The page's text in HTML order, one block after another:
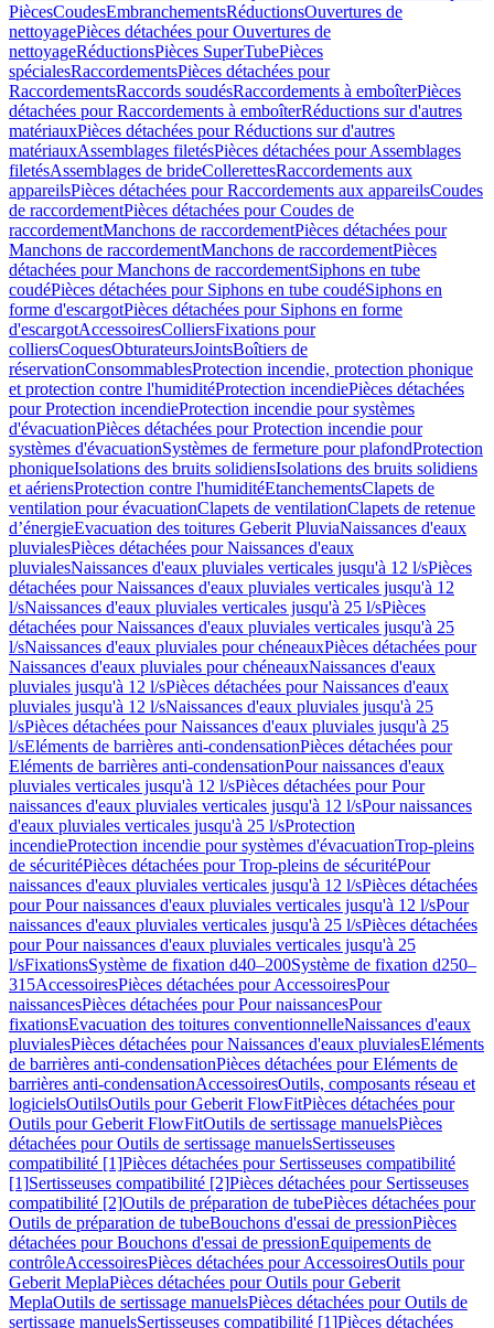
PiècesCoudesEmbranchementsRéductionsOuvertures de
nettoyagePièces détachées pour Ouvertures de
nettoyageRéductionsPièces SuperTubePièces
spécialesRaccordementsPièces détachées pour
RaccordementsRaccords soudésRaccordements à emboîterPièces
détachées pour Raccordements à emboîterRéductions sur d'autres
matériauxPièces détachées pour Réductions sur d'autres
matériauxAssemblages filetésPièces détachées pour Assemblages
filetésAssemblages de brideCollerettesRaccordements aux
appareilsPièces détachées pour Raccordements aux appareilsCoudes
de raccordementPièces détachées pour Coudes de
raccordementManchons de raccordementPièces détachées pour
Manchons de raccordementManchons de raccordementPièces
détachées pour Manchons de raccordementSiphons en tube
coudéPièces détachées pour Siphons en tube coudéSiphons en
forme d'escargotPièces détachées pour Siphons en forme
d'escargotAccessoiresColliersFixations pour
colliersCoquesObturateursJointsBoîtiers de
réservationConsommablesProtection incendie, protection phonique
et protection contre l'humiditéProtection incendiePièces détachées
pour Protection incendieProtection incendie pour systèmes
d'évacuationPièces détachées pour Protection incendie pour
systèmes d'évacuationSystèmes de fermeture pour plafondProtection
phoniqueIsolations des bruits solidiensIsolations des bruits solidiens
et aériensProtection contre l'humiditéEtanchementsClapets de
ventilation pour évacuationClapets de ventilationClapets de retenue
d’énergieEvacuation des toitures Geberit PluviaNaissances d'eaux
pluvialesPièces détachées pour Naissances d'eaux
pluvialesNaissances d'eaux pluviales verticales jusqu'à 12 l/sPièces
détachées pour Naissances d'eaux pluviales verticales jusqu'à 12
l/sNaissances d'eaux pluviales verticales jusqu'à 25 l/sPièces
détachées pour Naissances d'eaux pluviales verticales jusqu'à 25
l/sNaissances d'eaux pluviales pour chéneauxPièces détachées pour
Naissances d'eaux pluviales pour chéneauxNaissances d'eaux
pluviales jusqu'à 12 l/sPièces détachées pour Naissances d'eaux
pluviales jusqu'à 12 l/sNaissances d'eaux pluviales jusqu'à 25
l/sPièces détachées pour Naissances d'eaux pluviales jusqu'à 25
l/sEléments de barrières anti-condensationPièces détachées pour
Eléments de barrières anti-condensationPour naissances d'eaux
pluviales verticales jusqu'à 12 l/sPièces détachées pour Pour
naissances d'eaux pluviales verticales jusqu'à 12 l/sPour naissances
d'eaux pluviales verticales jusqu'à 25 l/sProtection
incendieProtection incendie pour systèmes d'évacuationTrop-pleins
de sécuritéPièces détachées pour Trop-pleins de sécuritéPour
naissances d'eaux pluviales verticales jusqu'à 12 l/sPièces détachées
pour Pour naissances d'eaux pluviales verticales jusqu'à 12 l/sPour
naissances d'eaux pluviales verticales jusqu'à 25 l/sPièces détachées
pour Pour naissances d'eaux pluviales verticales jusqu'à 25
l/sFixationsSystème de fixation d40–200Système de fixation d250–
315AccessoiresPièces détachées pour AccessoiresPour
naissancesPièces détachées pour Pour naissancesPour
fixationsEvacuation des toitures conventionnelleNaissances d'eaux
pluvialesPièces détachées pour Naissances d'eaux pluvialesEléments
de barrières anti-condensationPièces détachées pour Eléments de
barrières anti-condensationAccessoiresOutils, composants réseau et
logicielsOutilsOutils pour Geberit FlowFitPièces détachées pour
Outils pour Geberit FlowFitOutils de sertissage manuelsPièces
détachées pour Outils de sertissage manuelsSertisseuses
compatibilité [1]Pièces détachées pour Sertisseuses compatibilité
[1]Sertisseuses compatibilité [2]Pièces détachées pour Sertisseuses
compatibilité [2]Outils de préparation de tubePièces détachées pour
Outils de préparation de tubeBouchons d'essai de pressionPièces
détachées pour Bouchons d'essai de pressionEquipements de
contrôleAccessoiresPièces détachées pour AccessoiresOutils pour
Geberit MeplaPièces détachées pour Outils pour Geberit
MeplaOutils de sertissage manuelsPièces détachées pour Outils de
sertissage manuelsSertisseuses compatibilité [1]Pièces détachées